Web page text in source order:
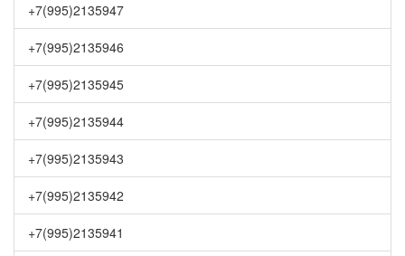
+7(995)2135947
+7(995)2135946
+7(995)2135945
+7(995)2135944
+7(995)2135943
+7(995)2135942
+7(995)2135941